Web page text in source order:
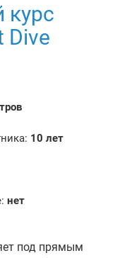
курс
Dive
10 лет
нет
под прямым